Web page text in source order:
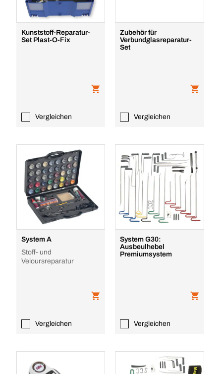
Kunststoff-Reparatur-
Set Plast-O-Fix
Vergleichen
Zubehör für
Verbundglasreparatur-
Set
Vergleichen
System A
Stoff- und
Veloursreparatur
Vergleichen
System G30:
Ausbeulhebel
Premiumsystem
Vergleichen